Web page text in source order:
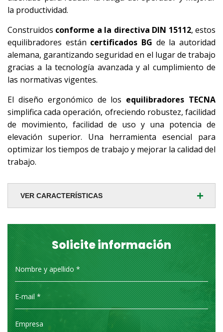
la productividad.
Construidos conforme a la directiva DIN 15112, estos
equilibradores están certificados BG de la autoridad
alemana, garantizando seguridad en el lugar de trabajo
gracias a la tecnología avanzada y al cumplimiento de
las normativas vigentes.
El diseño ergonómico de los equilibradores TECNA
simplifica cada operación, ofreciendo robustez, facilidad
de movimiento, facilidad de uso y una potencia de
elevación superior. Una herramienta esencial para
optimizar los tiempos de trabajo y mejorar la calidad del
trabajo.
+
VER CARACTERÍSTICAS
Solicite información